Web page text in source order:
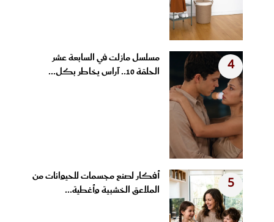
4
مسلسل مازلت في السابعة عشر
الحلقة 10.. آراس يخاطر بكل...
5
أفكار لصنع مجسمات للحيوانات من
الملاعق الخشبية وأغطية...